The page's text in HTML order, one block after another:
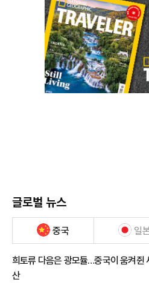
글로벌 뉴스
중국 일
희토류 다음은 광모듈…중국이 움켜쥔
산